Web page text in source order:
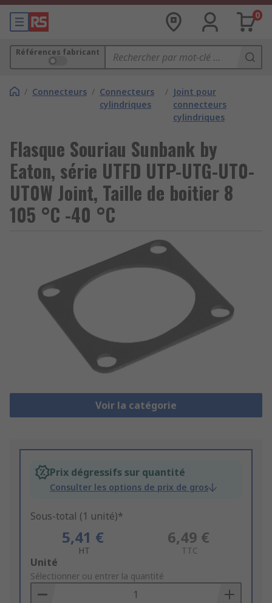
0
Références fabricant
/ Connecteurs / Connecteurs
cylindriques
/ Joint pour
connecteurs
cylindriques
Flasque Souriau Sunbank by
Eaton, série UTFD UTP-UTG-UT0-
UT0W Joint, Taille de boitier 8
105 °C -40 °C
Voir la catégorie
Prix dégressifs sur quantité
Consulter les options de prix de gros
Sous-total (1 unité)*
5,41 €
HT
6,49 €
TTC
Add
to
Basket
Unité
Sélectionner ou entrer la quantité